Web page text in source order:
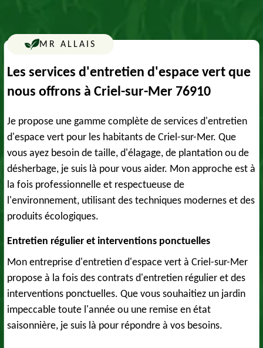
MR ALLAIS
Les services d'entretien d'espace vert que
nous offrons à Criel-sur-Mer 76910
Je propose une gamme complète de services d'entretien
d'espace vert pour les habitants de Criel-sur-Mer. Que
vous ayez besoin de taille, d'élagage, de plantation ou de
désherbage, je suis là pour vous aider. Mon approche est à
la fois professionnelle et respectueuse de
l'environnement, utilisant des techniques modernes et des
produits écologiques.
Entretien régulier et interventions ponctuelles
Mon entreprise d'entretien d'espace vert à Criel-sur-Mer
propose à la fois des contrats d'entretien régulier et des
interventions ponctuelles. Que vous souhaitiez un jardin
impeccable toute l'année ou une remise en état
saisonnière, je suis là pour répondre à vos besoins.